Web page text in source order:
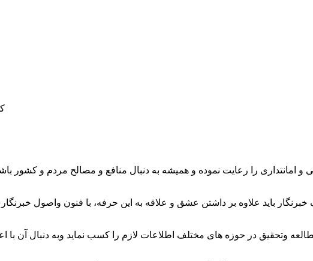
و امانتداری را رعایت نموده و همیشه به دنبال منافع و مصالح مردم و
خبرنگار باید علاوه بر داشتن عشق و علاقه به این حرفه، با فنون واصول
وتحقیق در حوزه های مختلف اطلاعات لازم را کسب نماید وبه دنبال آن